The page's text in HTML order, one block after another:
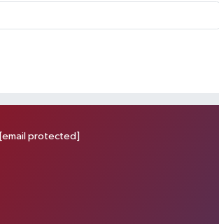
[email protected]